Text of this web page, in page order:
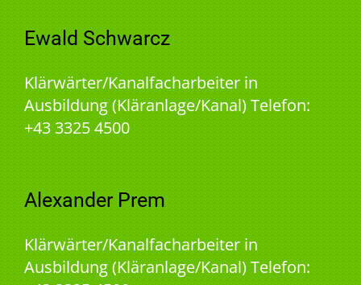
Ewald Schwarcz
Klärwärter/Kanalfacharbeiter in
Ausbildung (Kläranlage/Kanal) Telefon:
+43 3325 4500
Alexander Prem
Klärwärter/Kanalfacharbeiter in
Ausbildung (Kläranlage/Kanal) Telefon: